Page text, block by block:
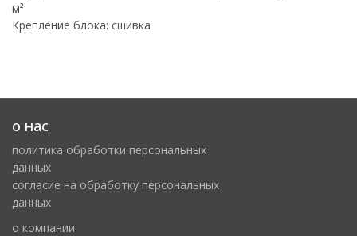
м²
Крепление блока: сшивка
о нас
политика обработки персональных
данных
cогласие на обработку персональных
данных
о компании